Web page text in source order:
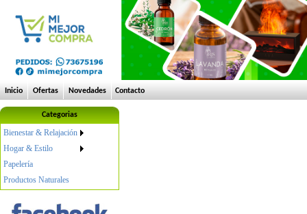
Inicio Ofertas Novedades Contacto
Categorias
Bienestar & Relajación
Hogar & Estilo
Papelería
Productos Naturales